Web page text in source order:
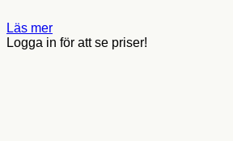
Läs mer
Logga in för att se priser!